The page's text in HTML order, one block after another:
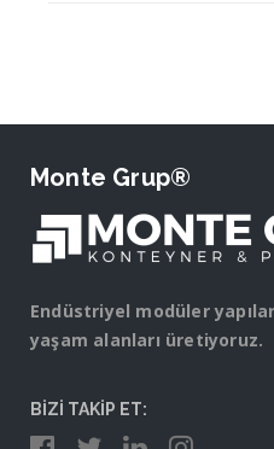
Monte Grup®
Endüstriyel modüler
yaşam alanları üretiyoruz.
BİZİ TAKİP ET: